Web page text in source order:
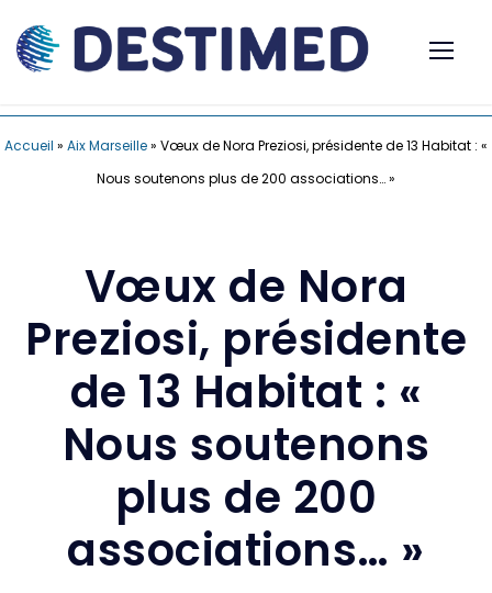
Accueil » Aix Marseille» Vœux de Nora Preziosi, présidente de 13 Habitat : «
Nous soutenons plus de 200 associations… »
Vœux de Nora
Preziosi, présidente
de 13 Habitat : «
Nous soutenons
plus de 200
associations… »